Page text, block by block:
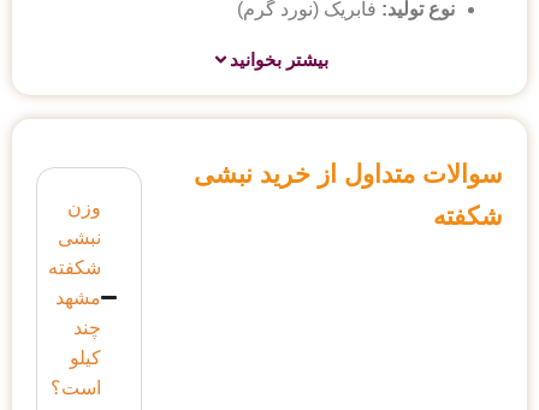
نوع تولید: فابریک (نورد گرم)
بیشتر بخوانید
سوالات متداول از خرید نبشی
شکفته
وزن
نبشی
شکفته
مشهد
چند
کیلو
است؟